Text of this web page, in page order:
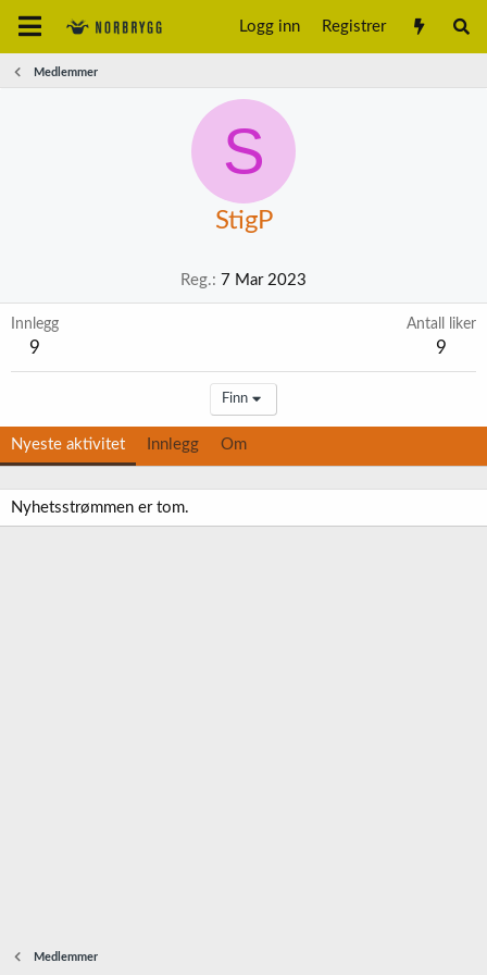
Logg inn Registrer
Medlemmer
S
StigP
Reg. 7 Mar 2023
Innlegg
9
Antall liker
9
Finn
Nyeste aktivitet Innlegg Om
Nyhetsstrømmen er tom.
Medlemmer